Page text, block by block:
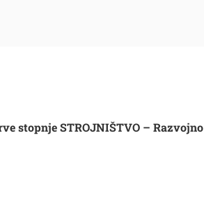
stopnje STROJNIŠTVO – Razvojno